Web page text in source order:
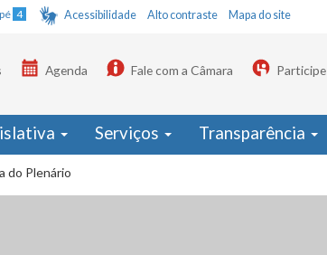
4 Acessibilidade Alto contraste Mapa do site
Agenda Fale com a Câmara Participe
Serviços Transparência
do Plenário